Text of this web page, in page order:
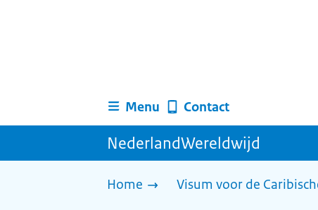
Menu Contact
NederlandWereldwijd
Home Visum voor de